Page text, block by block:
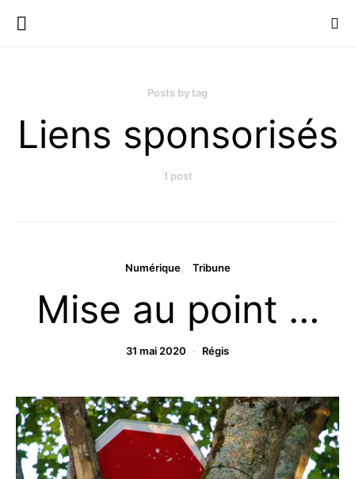
Posts by tag
Liens sponsorisés
1 post
Numérique Tribune
Mise au point …
31 mai 2020 Régis